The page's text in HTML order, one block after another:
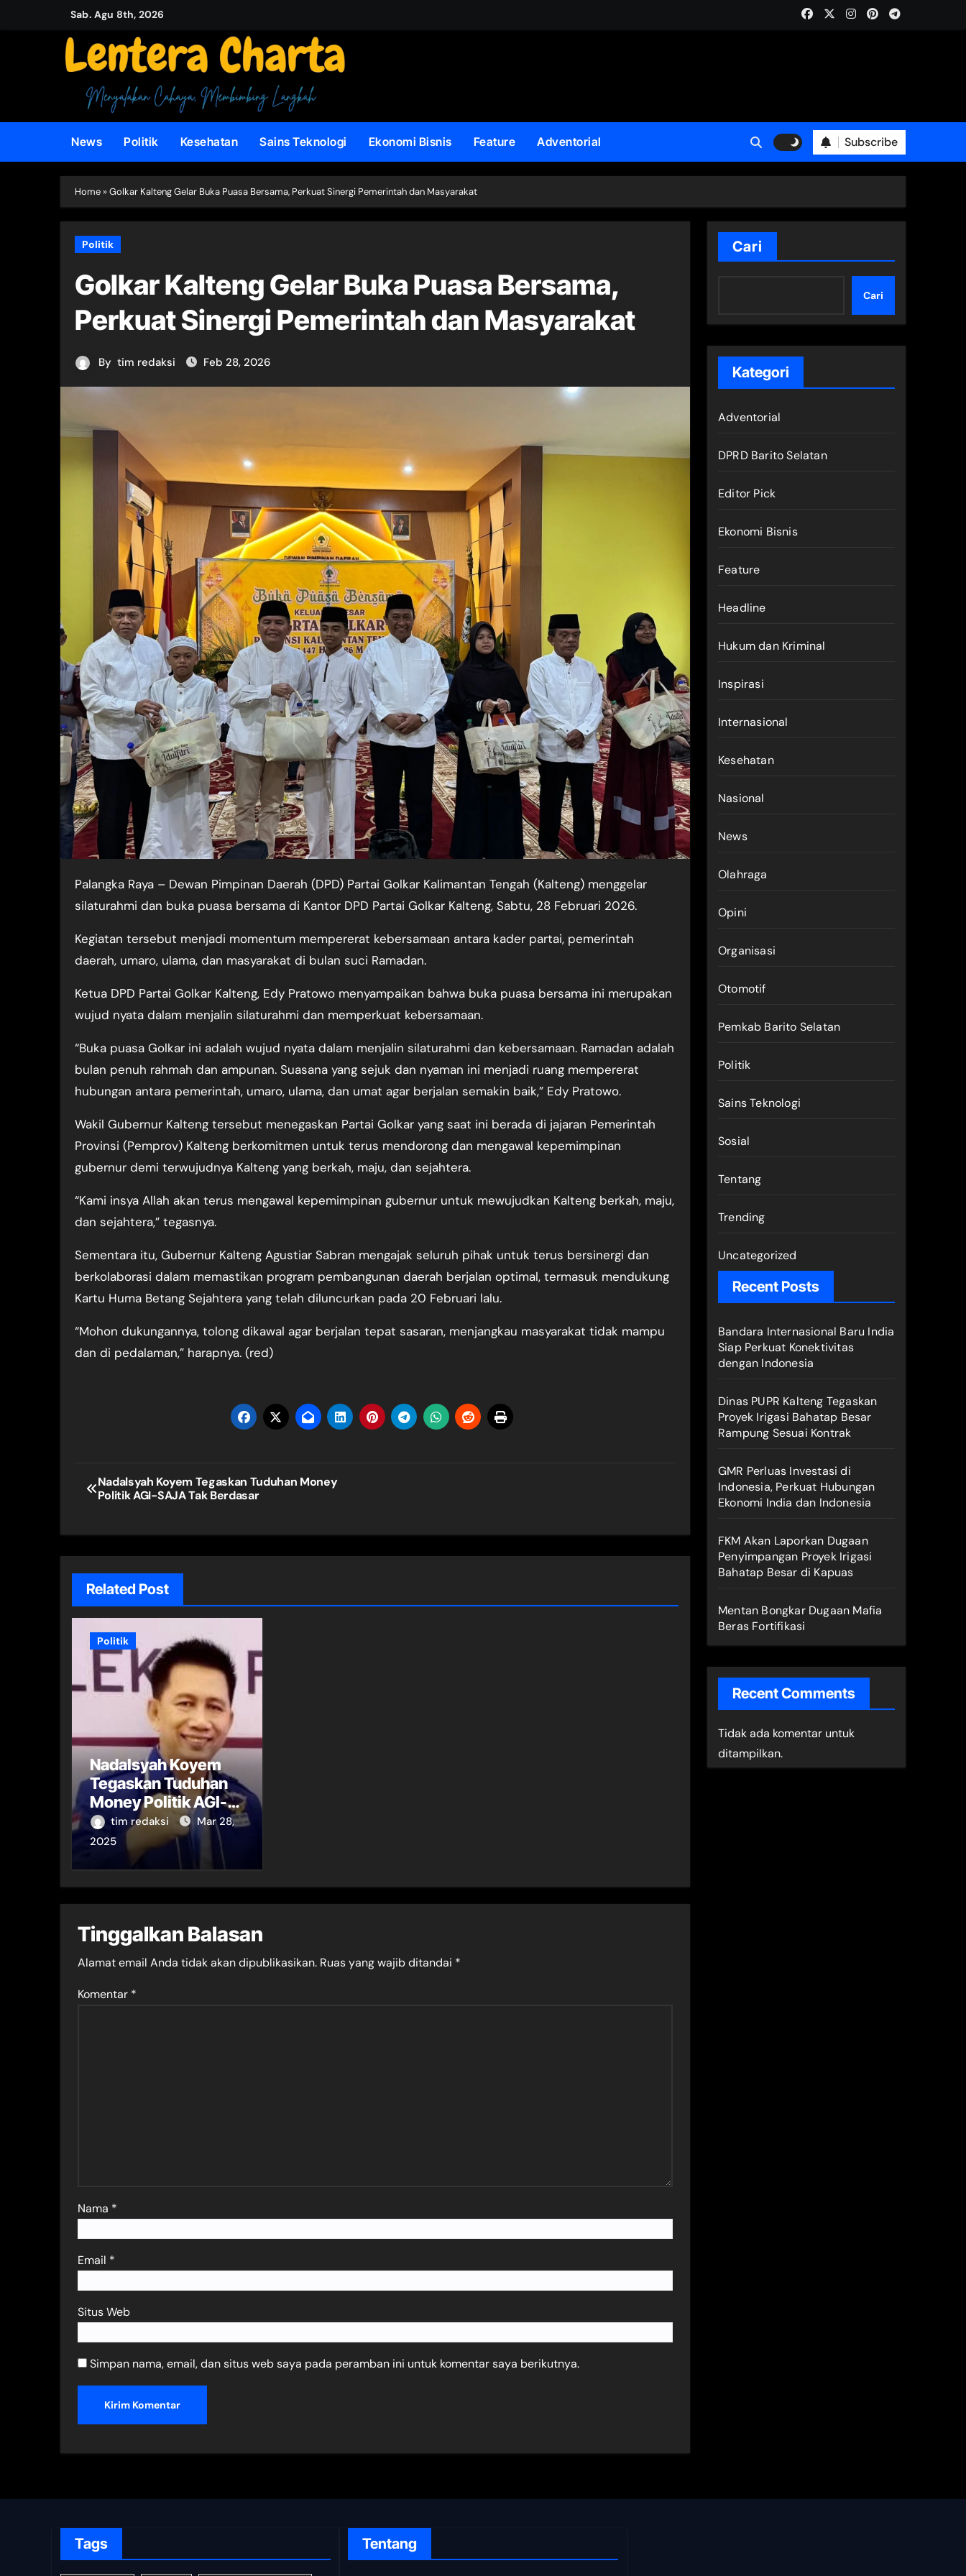
Sab. Agu 8th, 2026
News Politik Kesehatan Sains Teknologi Ekonomi Bisnis Feature Adventorial Subscribe
Home »Golkar Kalteng Gelar Buka Puasa Bersama, Perkuat Sinergi Pemerintah dan Masyarakat
Politik
Golkar Kalteng Gelar Buka Puasa Bersama,
Perkuat Sinergi Pemerintah dan Masyarakat
By tim redaksi Feb 28, 2026
Palangka Raya – Dewan Pimpinan Daerah (DPD) Partai Golkar Kalimantan Tengah (Kalteng) menggelar
silaturahmi dan buka puasa bersama di Kantor DPD Partai Golkar Kalteng, Sabtu, 28 Februari 2026.
Kegiatan tersebut menjadi momentum mempererat kebersamaan antara kader partai, pemerintah
daerah, umaro, ulama, dan masyarakat di bulan suci Ramadan.
Ketua DPD Partai Golkar Kalteng, Edy Pratowo menyampaikan bahwa buka puasa bersama ini merupakan
wujud nyata dalam menjalin silaturahmi dan memperkuat kebersamaan.
“Buka puasa Golkar ini adalah wujud nyata dalam menjalin silaturahmi dan kebersamaan. Ramadan adalah
bulan penuh rahmah dan ampunan. Suasana yang sejuk dan nyaman ini menjadi ruang mempererat
hubungan antara pemerintah, umaro, ulama, dan umat agar berjalan semakin baik,” Edy Pratowo.
Wakil Gubernur Kalteng tersebut menegaskan Partai Golkar yang saat ini berada di jajaran Pemerintah
Provinsi (Pemprov) Kalteng berkomitmen untuk terus mendorong dan mengawal kepemimpinan
gubernur demi terwujudnya Kalteng yang berkah, maju, dan sejahtera.
“Kami insya Allah akan terus mengawal kepemimpinan gubernur untuk mewujudkan Kalteng berkah, maju,
dan sejahtera,” tegasnya.
Sementara itu, Gubernur Kalteng Agustiar Sabran mengajak seluruh pihak untuk terus bersinergi dan
berkolaborasi dalam memastikan program pembangunan daerah berjalan optimal, termasuk mendukung
Kartu Huma Betang Sejahtera yang telah diluncurkan pada 20 Februari lalu.
“Mohon dukungannya, tolong dikawal agar berjalan tepat sasaran, menjangkau masyarakat tidak mampu
dan di pedalaman,” harapnya. (red)
Navigasi
pos
Nadalsyah Koyem Tegaskan Tuduhan Money
Politik AGI-SAJA Tak Berdasar
Related Post
Politik
Nadalsyah Koyem
Tegaskan Tuduhan
Money Politik AGI-
SAJA Tak Berdasar
tim redaksi
Mar 28,
2025
Tinggalkan Balasan
Alamat email Anda tidak akan dipublikasikan. Ruas yang wajib ditandai *
Komentar *
Nama *
Email *
Situs Web
Simpan nama, email, dan situs web saya pada peramban ini untuk komentar saya berikutnya.
Cari
Cari
Kategori
Adventorial
DPRD Barito Selatan
Editor Pick
Ekonomi Bisnis
Feature
Headline
Hukum dan Kriminal
Inspirasi
Internasional
Kesehatan
Nasional
News
Olahraga
Opini
Organisasi
Otomotif
Pemkab Barito Selatan
Politik
Sains Teknologi
Sosial
Tentang
Trending
Uncategorized
Recent Posts
Bandara Internasional Baru India
Siap Perkuat Konektivitas
dengan Indonesia
Dinas PUPR Kalteng Tegaskan
Proyek Irigasi Bahatap Besar
Rampung Sesuai Kontrak
GMR Perluas Investasi di
Indonesia, Perkuat Hubungan
Ekonomi India dan Indonesia
FKM Akan Laporkan Dugaan
Penyimpangan Proyek Irigasi
Bahatap Besar di Kapuas
Mentan Bongkar Dugaan Mafia
Beras Fortifikasi
Recent Comments
Tidak ada komentar untuk
ditampilkan.
Tags Tentang